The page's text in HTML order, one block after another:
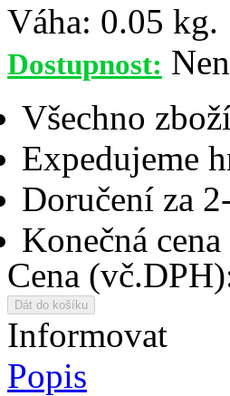
Váha: 0.05 kg.
Dostupnost:
Všechno
Expedujeme
Doručení za
Konečná
Cena
Informovat
Popis